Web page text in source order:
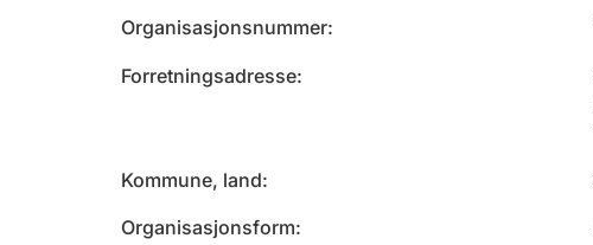
Organisasjonsnummer
Forretningsadresse
Kommune, land
Organisasjonsform